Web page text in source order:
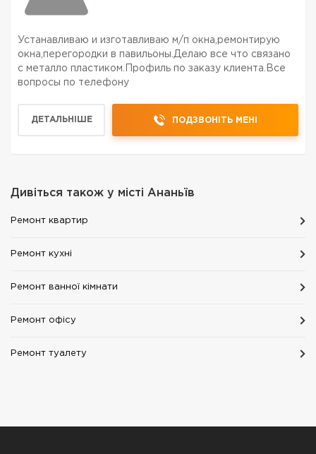
Устанавливаю и изготавливаю м/п окна,ремонтирую
окна,перегородки в павильоны.Делаю все что связано
с металло пластиком.Профиль по заказу клиента.Все
вопросы по телефону
ДЕТАЛЬНІШЕ ПОДЗВОНІТЬ МЕНІ
Дивіться також у місті Ананьїв
Ремонт квартир
Ремонт кухні
Ремонт ванної кімнати
Ремонт офісу
Ремонт туалету